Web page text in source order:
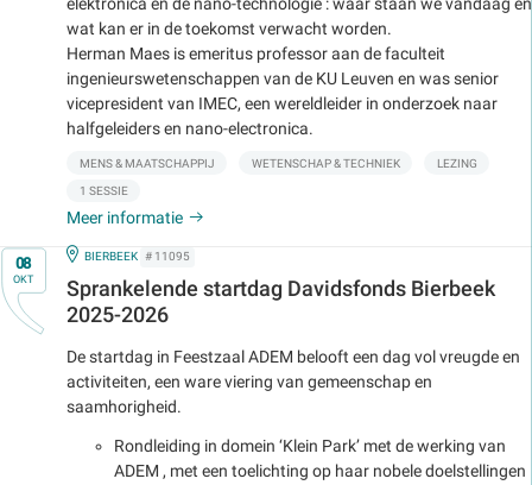
wat kan er in de toekomst verwacht worden.
Herman Maes is emeritus professor aan de faculteit
ingenieurswetenschappen van de KU Leuven en was senior
vicepresident van IMEC, een wereldleider in onderzoek naar
halfgeleiders en nano-electronica.
MENS & MAATSCHAPPIJ WETENSCHAP & TECHNIEK LEZING
1 SESSIE
Meer informatie
Op08
OKT
IN
BIERBEEK # 11095
Sprankelende startdag Davidsfonds Bierbeek
2025-2026
De startdag in Feestzaal ADEM belooft een dag vol vreugde en
activiteiten, een ware viering van gemeenschap en
saamhorigheid.
Rondleiding in domein ‘Klein Park’ met de werking van
ADEM , met een toelichting op haar nobele doelstellingen